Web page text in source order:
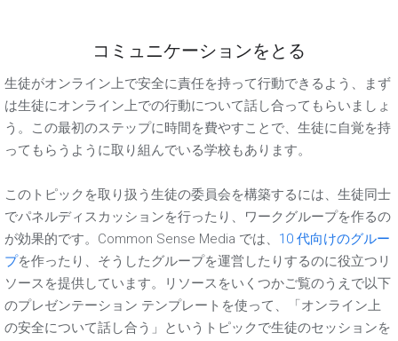
コミュニケーションをとる
生徒がオンライン上で安全に責任を持って行動できるよう、まず
は生徒にオンライン上での行動について話し合ってもらいましょ
う。この最初のステップに時間を費やすことで、生徒に自覚を持
ってもらうように取り組んでいる学校もあります。
このトピックを取り扱う生徒の委員会を構築するには、生徒同士
でパネルディスカッションを行ったり、ワークグループを作るの
が効果的です。Common Sense Media では、 10 代向けのグルー
プを作ったり、そうしたグループを運営したりするのに役立つリ
ソースを提供しています。リソースをいくつかご覧のうえで以下
のプレゼンテーション テンプレートを使って、「オンライン上
の安全について話し合う」というトピックで生徒のセッションを